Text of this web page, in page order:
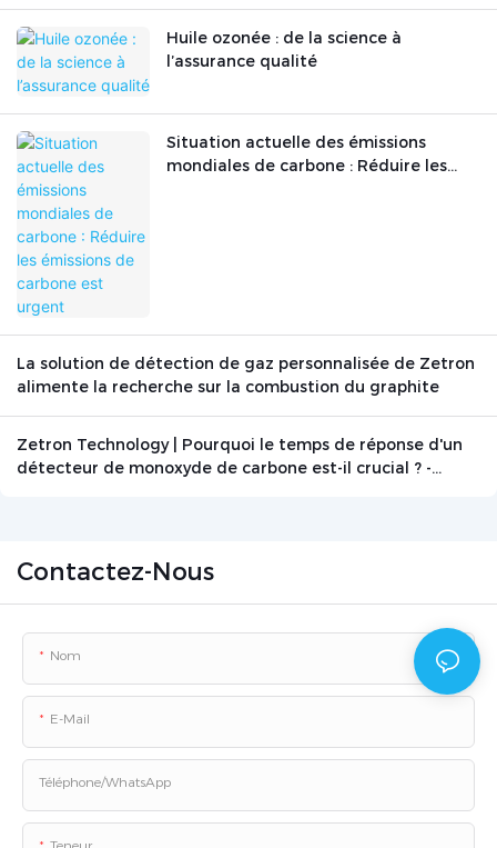
Huile ozonée : de la science à
l’assurance qualité
Situation actuelle des émissions
mondiales de carbone : Réduire les
La solution de détection de gaz personnalisée de Zetron
alimente la recherche sur la combustion du graphite
Zetron Technology | Pourquoi le temps de réponse d'un
détecteur de monoxyde de carbone est-il crucial ? -
Contactez-Nous
Nom
E-Mail
Téléphone/WhatsApp